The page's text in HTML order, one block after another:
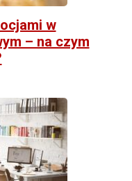
w
– na czym